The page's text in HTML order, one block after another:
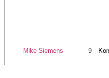
Mike Siemens 9